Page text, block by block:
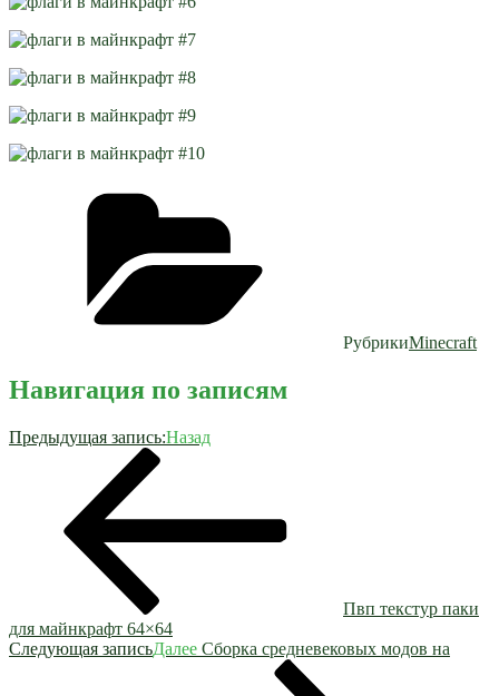
РубрикиMinecraft
Навигация по записям
Предыдущая запись:Назад
Пвп текстур паки
для майнкрафт 64×64
Следующая записьДалее Сборка средневековых модов на